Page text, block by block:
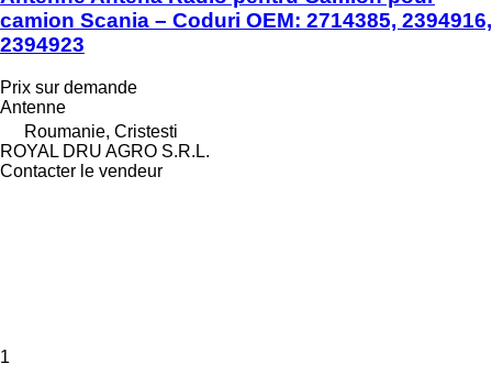
camion Scania – Coduri OEM: 2714385, 2394916,
2394923
Prix sur demande
Antenne
Roumanie, Cristesti
ROYAL DRU AGRO S.R.L.
Contacter le vendeur
1